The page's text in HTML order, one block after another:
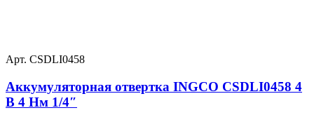
Арт. CSDLI0458
Аккумуляторная отвертка INGCO CSDLI0458 4
В 4 Нм 1/4″